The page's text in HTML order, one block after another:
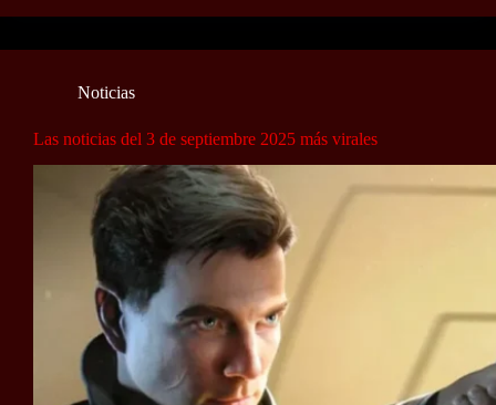
Noticias
Las noticias del 3 de septiembre 2025 más virales